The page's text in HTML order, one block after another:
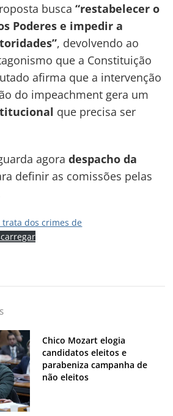
busca“restabelecer o
Poderes e impedir a
, devolvendo ao
que a Constituição
afirma que a intervenção
do impeachment gera um
que precisa ser
agoradespacho da
definir as comissões pelas
trata dos crimes de
Chico Mozart elogia
candidatos eleitos e
parabeniza campanha de
não eleitos